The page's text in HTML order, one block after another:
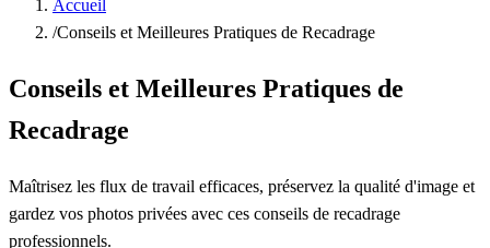
Accueil
/Conseils et Meilleures Pratiques de Recadrage
Conseils et Meilleures Pratiques de
Recadrage
Maîtrisez les flux de travail efficaces, préservez la qualité d'image et
gardez vos photos privées avec ces conseils de recadrage
professionnels.